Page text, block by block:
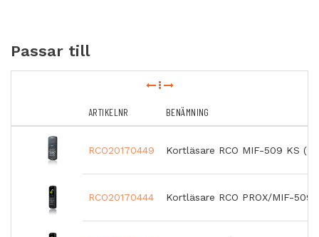
Passar till
ARTIKELNR BENÄMNING
RCO20170449 Kortläsare RCO MIF-509 KS
RCO20170444 Kortläsare RCO PROX/MIF-